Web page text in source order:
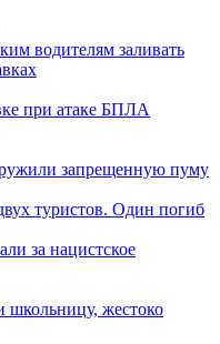
водителям заливать
при атаке БПЛА
запрещенную пуму
туристов. Один погиб
за нацистское
школьницу, жестоко